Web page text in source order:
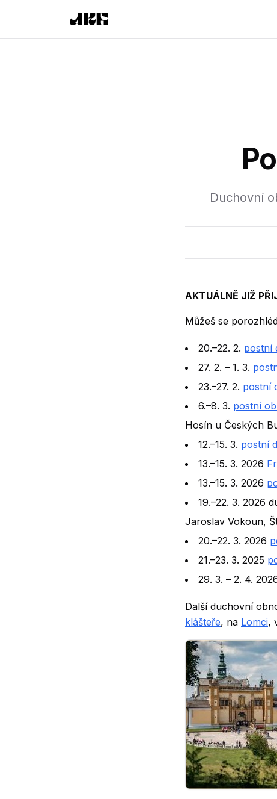
Duchovní
AKTUÁLNĚ JIŽ
Můžeš se
20.–22. 2. postní
27. 2. – 1. 3.
23.–27. 2. postní
6.–8. 3. postní
Hosín u Českých
12.–15. 3. postní
13.–15. 3. 2026
13.–15. 3. 2026
19.–22. 3. 2026
Jaroslav Vokoun,
20.–22. 3. 2026
21.–23. 3. 2025
29. 3. – 2. 4.
Další duchovní
klášteře, na Lomci,